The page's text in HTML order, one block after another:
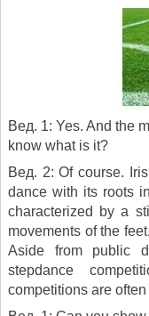
Вед. 1: Yes. And the
know what is it?
Вед. 2: Of course.
dance with its roots
characterized by a
movements of the
Aside from public
stepdance
competitions are often